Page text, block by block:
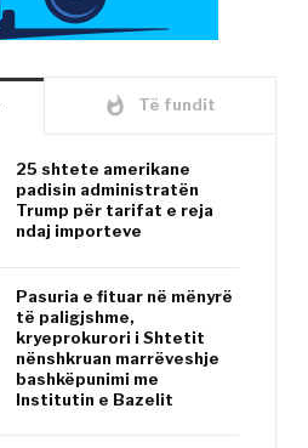
whatshot Të fundit
25 shtete amerikane
padisin administratën
Trump për tarifat e reja
ndaj importeve
Pasuria e fituar në mënyrë
të paligjshme,
kryeprokurori i Shtetit
nënshkruan marrëveshje
bashkëpunimi me
Institutin e Bazelit